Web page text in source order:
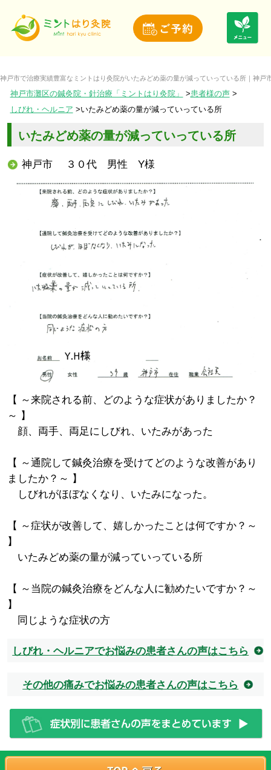
神戸市で治療実績豊富なミントはり灸院がいたみどめ薬の量が減っていっている所｜神
神戸市灘区の鍼灸院・針治療「ミントはり灸院」
患者様の声
しびれ・ヘルニア
いたみどめ薬の量が減っていっている所
いたみどめ薬の量が減っていっている所
神戸市 ３０代 男性 Y様
【 ～来院される前、どのような症状がありましたか？
～ 】
顔、両手、両足にしびれ、いたみがあった
【 ～通院して鍼灸治療を受けてどのような改善があり
ましたか？～ 】
しびれがほぼなくなり、いたみになった。
【 ～症状が改善して、嬉しかったことは何ですか？～
】
いたみどめ薬の量が減っていっている所
【 ～当院の鍼灸治療をどんな人に勧めたいですか？～
】
同じような症状の方
しびれ・ヘルニアでお悩みの患者さんの声はこちら
その他の痛みでお悩みの患者さんの声はこちら